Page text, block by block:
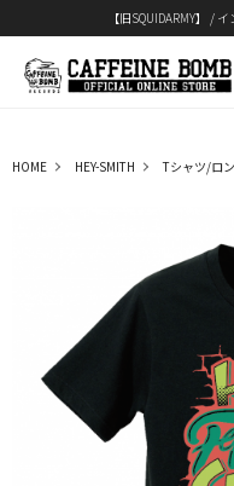
【旧SQUIDARMY】 /
HOME HEY-SMITH Tシャツ/ロ